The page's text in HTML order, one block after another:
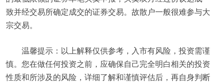
致并经交易所确定成交的证券交易。故散户一般很难参与大
宗交易。
温馨提示：以上解释仅供参考，入市有风险，投资需谨
慎。您在做任何投资之前，应确保自己完全明白相关的投资
性质和所涉及的风险，详细了解和谨慎评估后，再自身判断